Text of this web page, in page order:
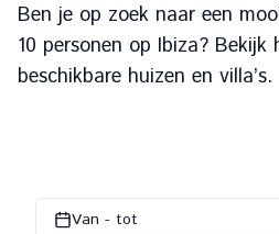
Ben je op zoek naar een
10 personen op Ibiza? Bekijk
beschikbare huizen en villa’s.
Van - tot